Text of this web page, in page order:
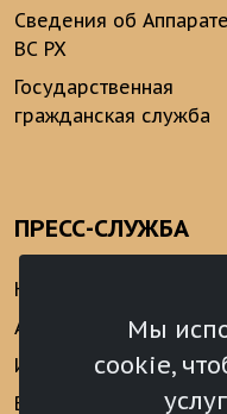
Мы
cookie,
Сведения об Аппарате
ВС РХ
Государственная
гражданская служба
ПРЕСС-СЛУЖБА
Новости
Анонсы
Интервью
Видеоматериалы